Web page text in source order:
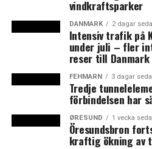
Därmed lönar sig
Exempel på
nuläget är en ny förbindelse
tunnelförbindelse mellan
Men att bygga dessa redan nu
framtida trängsel över
Caroline Ullman Hammer, vd
vindkraftsparker
DANMARK 2 dagar
Intensiv trafik på
under juli – fler
reser till Danmark
FEHMARN 3 dagar
Tredje
förbindelsen har
ØRESUND 1 vecka
Öresundsbron
kraftig ökning av